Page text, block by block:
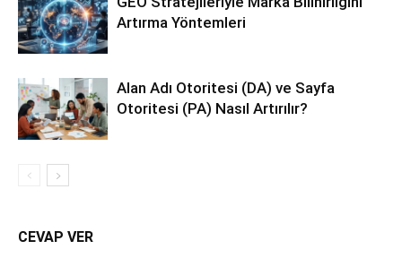
Artırma Yöntemleri
Alan Adı Otoritesi (DA) ve Sayfa
Otoritesi (PA) Nasıl Artırılır?
CEVAP VER